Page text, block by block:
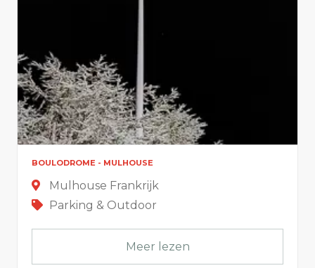
BOULODROME - MULHOUSE
Mulhouse Frankrijk
Parking & Outdoor
Meer lezen